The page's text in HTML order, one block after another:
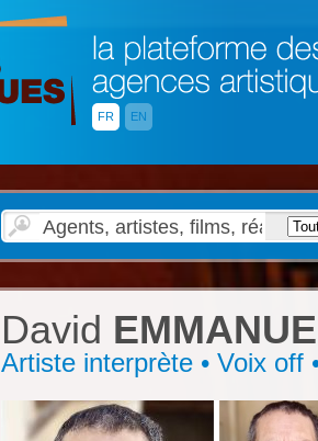
FR EN
David
Artiste interprète • Voix off